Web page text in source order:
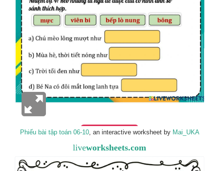
Phiếu bài tập toán 06-10, an interactive worksheet by Mai_UKA
liveworksheets.com